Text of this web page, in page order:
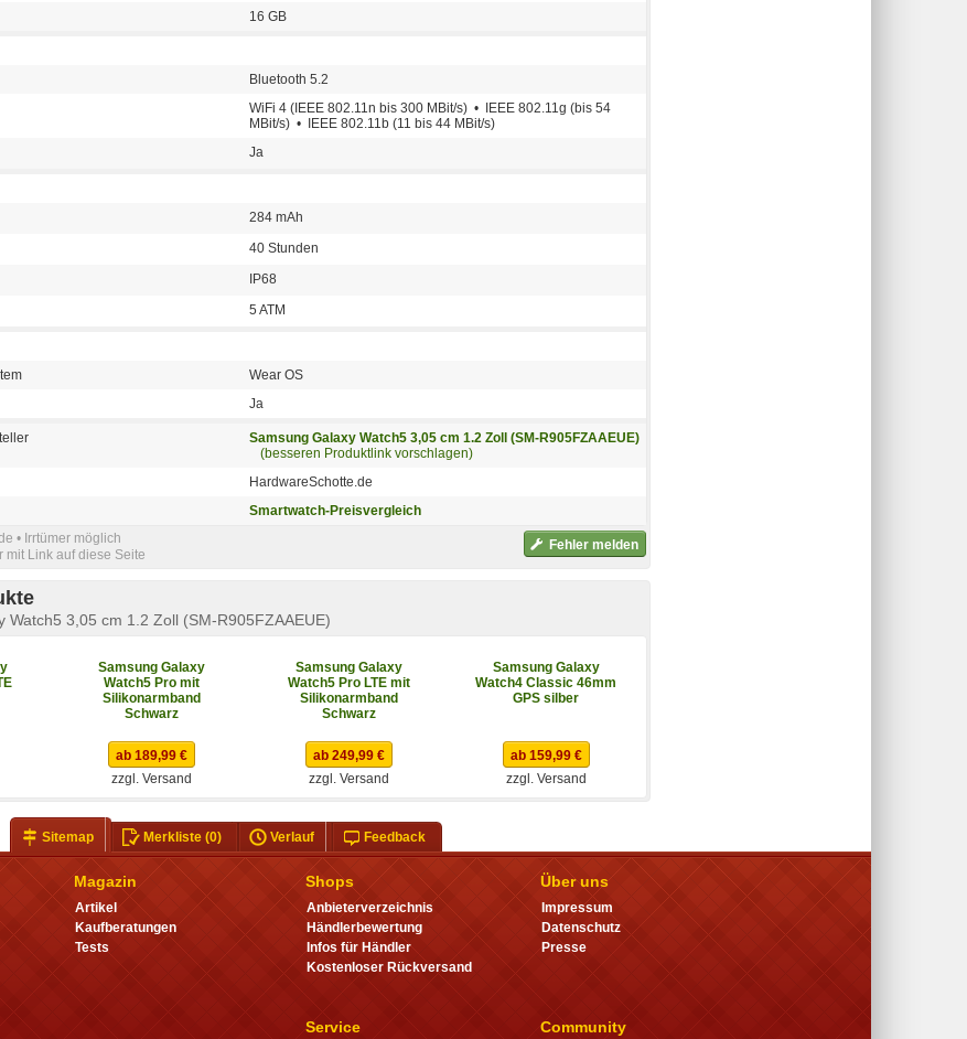
16 GB
Bluetooth 5.2
WiFi 4 (IEEE 802.11n bis 300 MBit/s) • IEEE 802.11g (bis 54
MBit/s) • IEEE 802.11b (11 bis 44 MBit/s)
Ja
284 mAh
40 Stunden
IP68
5 ATM
Wear OS
Ja
Samsung Galaxy Watch5 3,05 cm 1.2 Zoll (SM-R905FZAAEUE)
(besseren Produktlink vorschlagen)
HardwareSchotte.de
Smartwatch-Preisvergleich
Fehler melden
• Irrtümer möglich
mit Link auf diese Seite
Watch5 3,05 cm 1.2 Zoll (SM-R905FZAAEUE)
Samsung Galaxy
Watch5 Pro mit
Silikonarmband
Schwarz
Samsung Galaxy
Watch5 Pro LTE mit
Silikonarmband
Schwarz
Samsung Galaxy
Watch4 Classic 46mm
GPS silber
ab 189,99 €
zzgl. Versand
ab 249,99 €
zzgl. Versand
ab 159,99 €
zzgl. Versand
Sitemap Merkliste(0) Verlauf Feedback
Magazin
Artikel
Kaufberatungen
Tests
Shops
Anbieterverzeichnis
Händlerbewertung
Infos für Händler
Kostenloser Rückversand
Service
Über uns
Impressum
Datenschutz
Presse
Community